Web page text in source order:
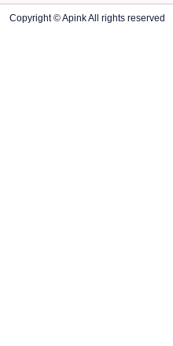
Copyright © Apink All rights reserved